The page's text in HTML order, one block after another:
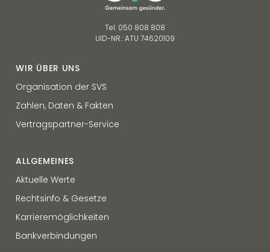
Tel. 050 808 808
UID-NR.: ATU 74620109
WIR ÜBER UNS
Organisation der SVS
Zahlen, Daten & Fakten
Vertragspartner-Service
ALLGEMEINES
Aktuelle Werte
Rechtsinfo & Gesetze
Karrieremöglichkeiten
Bankverbindungen